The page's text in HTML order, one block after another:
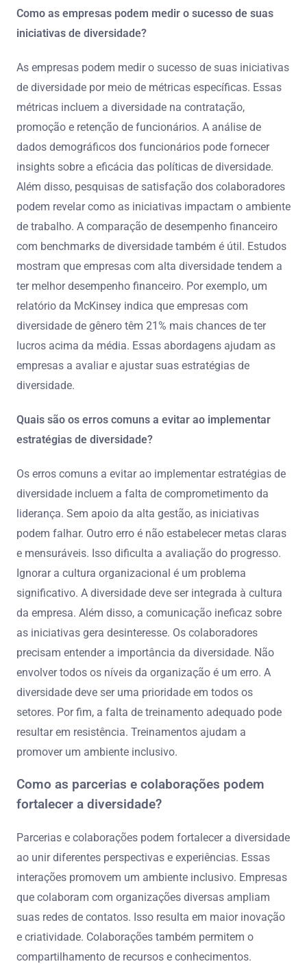
Como as empresas podem medir o sucesso de suas
iniciativas de diversidade?
As empresas podem medir o sucesso de suas iniciativas
de diversidade por meio de métricas específicas. Essas
métricas incluem a diversidade na contratação,
promoção e retenção de funcionários. A análise de
dados demográficos dos funcionários pode fornecer
insights sobre a eficácia das políticas de diversidade.
Além disso, pesquisas de satisfação dos colaboradores
podem revelar como as iniciativas impactam o ambiente
de trabalho. A comparação de desempenho financeiro
com benchmarks de diversidade também é útil. Estudos
mostram que empresas com alta diversidade tendem a
ter melhor desempenho financeiro. Por exemplo, um
relatório da McKinsey indica que empresas com
diversidade de gênero têm 21% mais chances de ter
lucros acima da média. Essas abordagens ajudam as
empresas a avaliar e ajustar suas estratégias de
diversidade.
Quais são os erros comuns a evitar ao implementar
estratégias de diversidade?
Os erros comuns a evitar ao implementar estratégias de
diversidade incluem a falta de comprometimento da
liderança. Sem apoio da alta gestão, as iniciativas
podem falhar. Outro erro é não estabelecer metas claras
e mensuráveis. Isso dificulta a avaliação do progresso.
Ignorar a cultura organizacional é um problema
significativo. A diversidade deve ser integrada à cultura
da empresa. Além disso, a comunicação ineficaz sobre
as iniciativas gera desinteresse. Os colaboradores
precisam entender a importância da diversidade. Não
envolver todos os níveis da organização é um erro. A
diversidade deve ser uma prioridade em todos os
setores. Por fim, a falta de treinamento adequado pode
resultar em resistência. Treinamentos ajudam a
promover um ambiente inclusivo.
Como as parcerias e colaborações podem
fortalecer a diversidade?
Parcerias e colaborações podem fortalecer a diversidade
ao unir diferentes perspectivas e experiências. Essas
interações promovem um ambiente inclusivo. Empresas
que colaboram com organizações diversas ampliam
suas redes de contatos. Isso resulta em maior inovação
e criatividade. Colaborações também permitem o
compartilhamento de recursos e conhecimentos.